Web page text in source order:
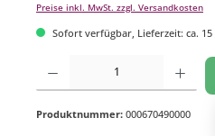
Preise inkl. MwSt. zzgl. Versandkosten
Sofort verfügbar, Lieferzeit: ca. 15
Produkt Anzahl: Gib den gewünschten
Produktnummer: 000670490000